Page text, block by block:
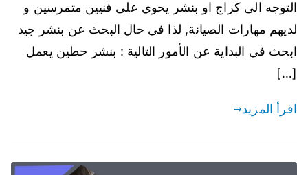
التوجه الى كراج او بنشر يحوي على فنيين متمرسين و
لديهم مهارات الصيانة, لذا في حال البحث عن بنشر جيد
ابحث في البداية عن الأمور التالية : بنشر حطين يعمل
[…]
اقرأ المزيد